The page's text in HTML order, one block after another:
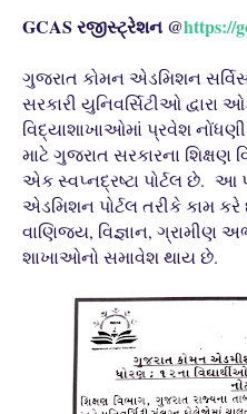
GCAS રજીસ્ટ્રેશન @https://
ગુજરાત કોમન એડમિશન
સરકારી યુનિવર્સિટીઓ દ્વારા
વિદ્યાશાખાઓમાં પ્રવેશ
માટે ગુજરાત સરકારના શિક્ષણ
એક સ્વપ્નદ્રષ્ટા પોર્ટલ છે. આ
એડમિશન પોર્ટલ તરીકે કામ
વાણિજ્ય, વિજ્ઞાન,
શાખાઓનો સમાવેશ થાય છે.